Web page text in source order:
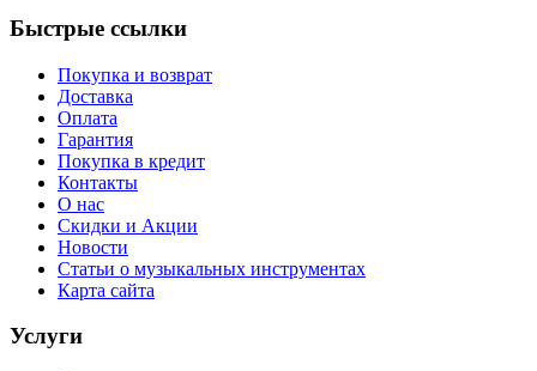
Быстрые ссылки
Покупка и возврат
Доставка
Оплата
Гарантия
Покупка в кредит
Контакты
О нас
Скидки и Акции
Новости
Статьи о музыкальных инструментах
Карта сайта
Услуги